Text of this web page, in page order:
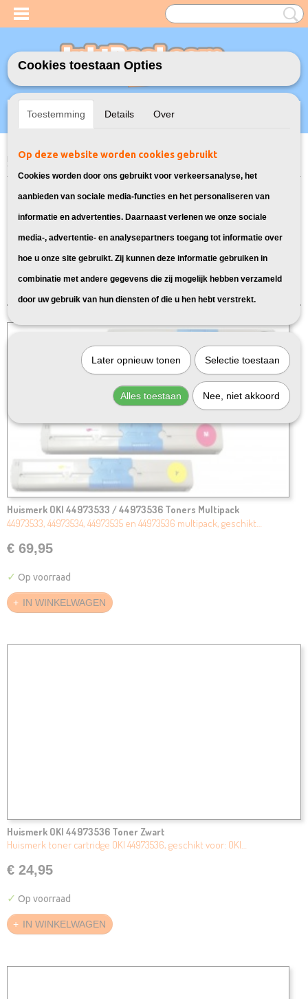
Inloggen Registreren
UW WINKELWAGEN
Home>Toners>44973536 - 44973533 Toners voor OKI
Toners die geschikt zijn voor de OKI
MC342DN:
Huismerk OKI 44973533 / 44973536 Toners Multipack
44973533, 44973534, 44973535 en 44973536 multipack, geschikt…
€ 69,95
✓ Op voorraad
IN WINKELWAGEN
Huismerk OKI 44973536 Toner Zwart
Huismerk toner cartridge OKI 44973536, geschikt voor: OKI…
€ 24,95
✓ Op voorraad
IN WINKELWAGEN
Cookies toestaan Opties
Toestemming Details Over
Op deze website worden cookies gebruikt
Cookies worden door ons gebruikt voor verkeersanalyse, het
aanbieden van sociale media-functies en het personaliseren van
informatie en advertenties. Daarnaast verlenen we onze sociale
media-, advertentie- en analysepartners toegang tot informatie over
hoe u onze site gebruikt. Zij kunnen deze informatie gebruiken in
combinatie met andere gegevens die zij mogelijk hebben verzameld
door uw gebruik van hun diensten of die u hen hebt verstrekt.
Later opnieuw tonen Selectie toestaan
Alles toestaan Nee, niet akkoord